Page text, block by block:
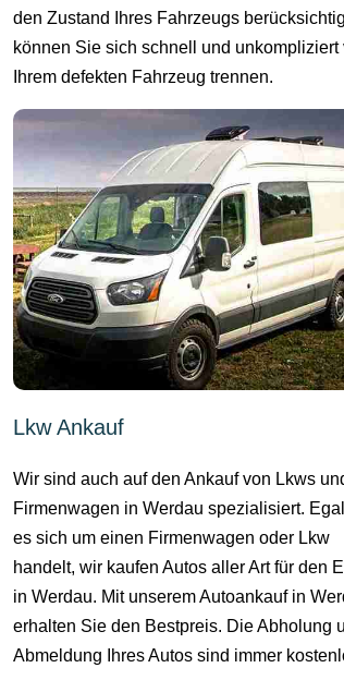
den Zustand Ihres Fahrzeugs
können Sie sich schnell und unkompliziert
Ihrem defekten Fahrzeug trennen.
Lkw Ankauf
Wir sind auch auf den Ankauf von Lkws
Firmenwagen in Werdau spezialisiert.
es sich um einen Firmenwagen oder Lkw
handelt, wir kaufen Autos aller Art für den
in Werdau. Mit unserem Autoankauf in
erhalten Sie den Bestpreis. Die Abholung
Abmeldung Ihres Autos sind immer